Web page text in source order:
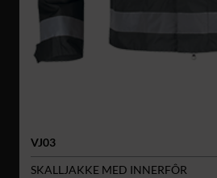
VJ03
SKALLJAKKE MED INNERFÔR